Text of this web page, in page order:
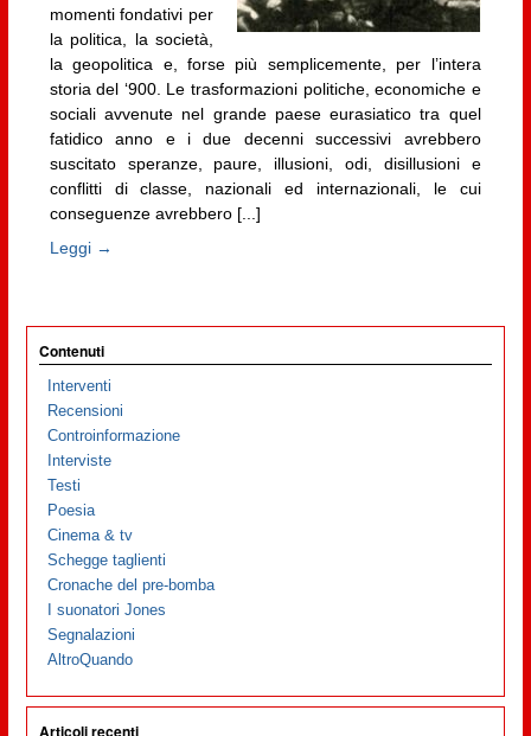
momenti fondativi per
la politica, la società,
la geopolitica e, forse più semplicemente, per l’intera
storia del ‘900. Le trasformazioni politiche, economiche e
sociali avvenute nel grande paese eurasiatico tra quel
fatidico anno e i due decenni successivi avrebbero
suscitato speranze, paure, illusioni, odi, disillusioni e
conflitti di classe, nazionali ed internazionali, le cui
conseguenze avrebbero [...]
Leggi →
Contenuti
Interventi
Recensioni
Controinformazione
Interviste
Testi
Poesia
Cinema & tv
Schegge taglienti
Cronache del pre-bomba
I suonatori Jones
Segnalazioni
AltroQuando
Articoli recenti